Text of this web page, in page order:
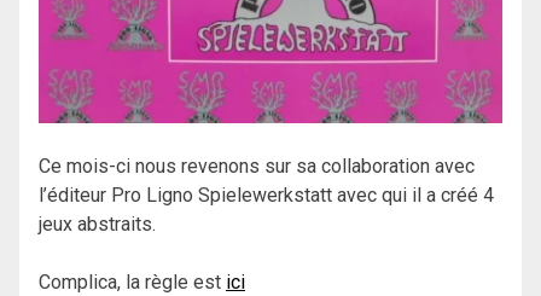
Ce mois-ci nous revenons sur sa collaboration avec
l’éditeur Pro Ligno Spielewerkstatt avec qui il a créé 4
jeux abstraits.
Complica, la règle est ici